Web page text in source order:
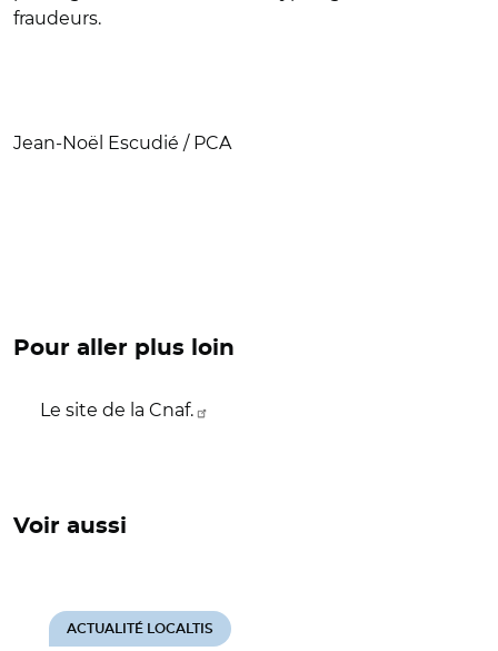
fraudeurs.
Jean-Noël Escudié / PCA
Pour aller plus loin
Le site de la Cnaf.
Voir aussi
ACTUALITÉ LOCALTIS